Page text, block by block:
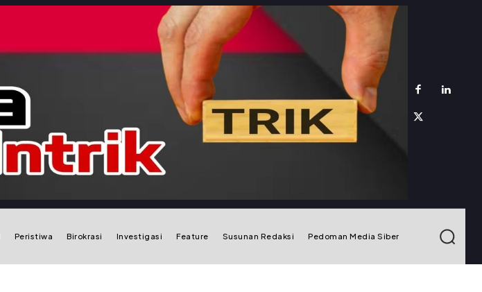
Peristiwa Birokrasi Investigasi Feature Susunan Redaksi Pedoman Media Siber